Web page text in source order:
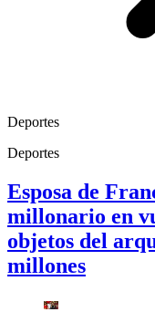
Deportes
Deportes
Esposa de
millonario en
objetos del
millones